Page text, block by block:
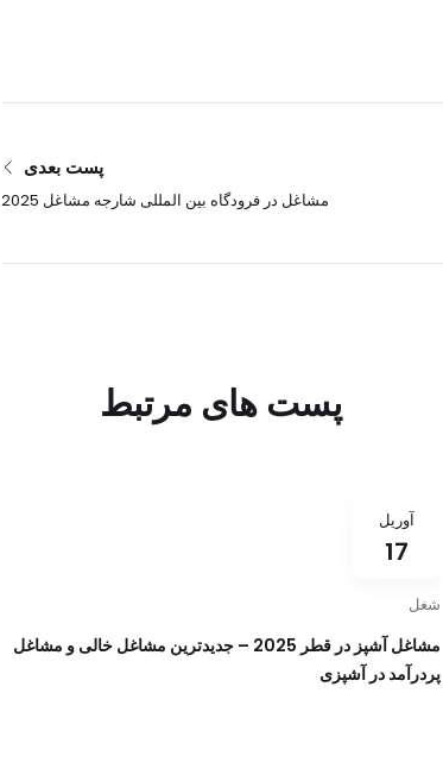
پست بعدی
مشاغل در فرودگاه بین المللی شارجه مشاغل 2025
پست های مرتبط
آوریل
17
شغل
مشاغل آشپز در قطر 2025 – جدیدترین مشاغل خالی و مشاغل
پردرآمد در آشپزی